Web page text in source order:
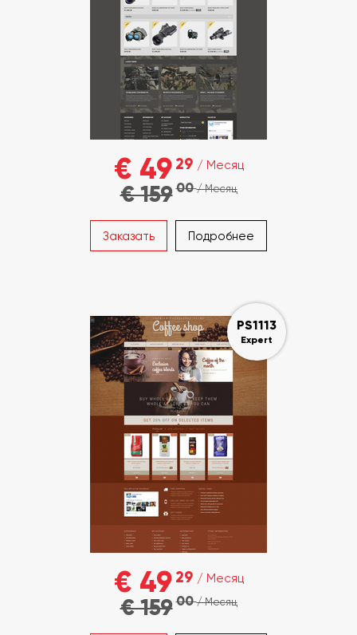
€ 49 29 / Месяц
€ 15900/ Месяц
Заказать Подробнее
PS1113
Expert
€ 49 29 / Месяц
€ 15900/ Месяц